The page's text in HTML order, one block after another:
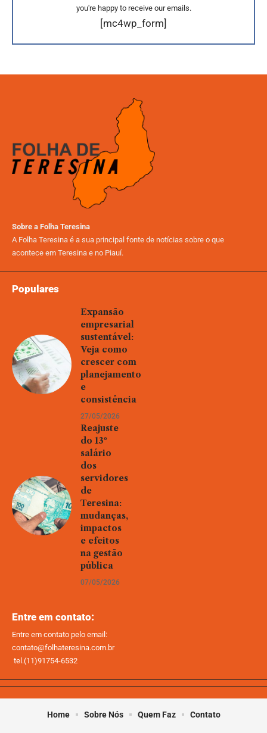
you're happy to receive our emails.
[mc4wp_form]
Sobre a Folha Teresina
A Folha Teresina é a sua principal fonte de notícias sobre o que
acontece em Teresina e no Piauí.
Populares
Expansão
empresarial
sustentável:
Veja como
crescer com
planejamento
e
consistência
27/05/2026
Reajuste
do 13º
salário
dos
servidores
de
Teresina:
mudanças,
impactos
e efeitos
na gestão
pública
07/05/2026
Entre em contato:
Entre em contato pelo email:
contato@folhateresina.com.br
tel.(11)91754-6532
Home Sobre Nós Quem Faz Contato